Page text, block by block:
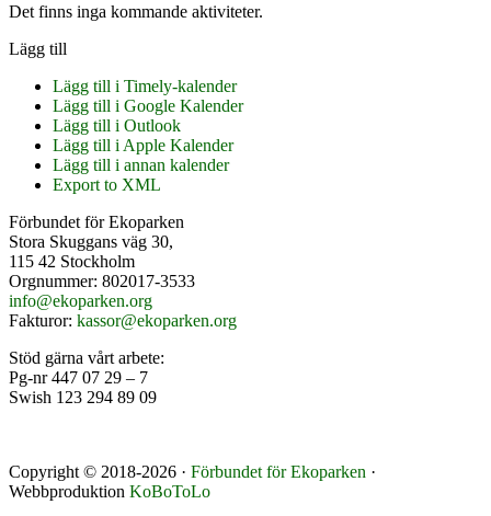
Det finns inga kommande aktiviteter.
Lägg till
Lägg till i Timely-kalender
Lägg till i Google Kalender
Lägg till i Outlook
Lägg till i Apple Kalender
Lägg till i annan kalender
Export to XML
Footer
Förbundet för Ekoparken
Stora Skuggans väg 30,
115 42 Stockholm
Orgnummer: 802017-3533
info@ekoparken.org
Fakturor: kassor@ekoparken.org
Stöd gärna vårt arbete:
Pg-nr 447 07 29 – 7
Swish 123 294 89 09
Copyright © 2018-2026 · Förbundet för Ekoparken ·
Webbproduktion KoBoToLo